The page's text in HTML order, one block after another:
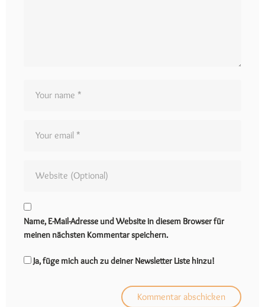
Name, E-Mail-Adresse und Website in diesem Browser für
meinen nächsten Kommentar speichern.
Ja, füge mich auch zu deiner Newsletter Liste hinzu!